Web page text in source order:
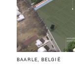
BAARLE, BELGIË